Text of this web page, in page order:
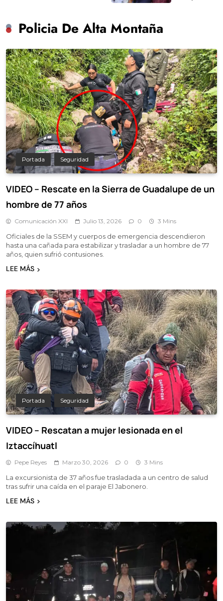
Policia De Alta Montaña
Portada Seguridad
VIDEO – Rescate en la Sierra de Guadalupe de un
hombre de 77 años
Comunicación XXI Julio 13, 2026 0 3 Mins
Oficiales de la SSEM y cuerpos de emergencia descendieron
hasta una cañada para estabilizar y trasladar a un hombre de 77
años, quien sufrió contusiones.
LEE MÁS
Portada Seguridad
VIDEO – Rescatan a mujer lesionada en el
Iztaccíhuatl
Pepe Reyes Marzo 30, 2026 0 3 Mins
La excursionista de 37 años fue trasladada a un centro de salud
tras sufrir una caída en el paraje El Jabonero.
LEE MÁS